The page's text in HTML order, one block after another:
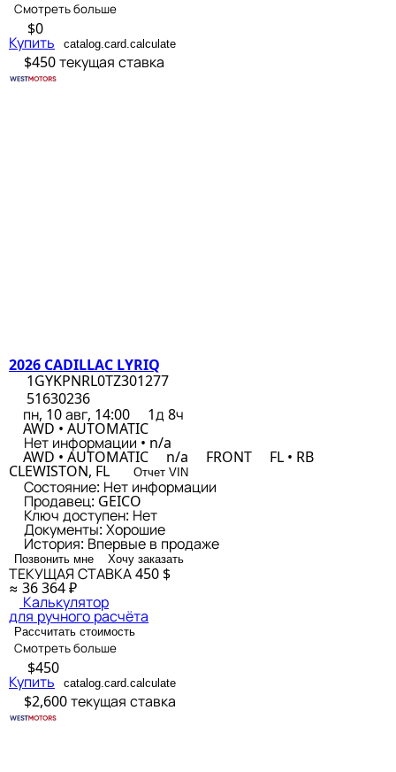
Смотреть больше
$0
Купить catalog.card.calculate
$450текущая ставка
2026 CADILLAC LYRIQ
1GYKPNRL0TZ301277
51630236
пн, 10 авг, 14:00
1д 8ч
AWD • AUTOMATIC
Нет информации • n/a
AWD • AUTOMATIC n/a FRONT FL • RB
CLEWISTON, FL Отчет VIN
Состояние: Нет информации
Продавец: GEICO
Ключ доступен: Нет
Документы: Хорошие
История: Впервые в продаже
Позвонить мне Хочу заказать
ТЕКУЩАЯ СТАВКА450 $
≈ 36 364 ₽
Калькулятор
для ручного расчёта
Рассчитать стоимость
Смотреть больше
$450
Купить catalog.card.calculate
$2,600текущая ставка